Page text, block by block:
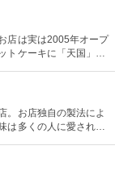
い。
店は実は2005年オープ
トケーキに「天国」の
。お店独自の製法によ
は多くの人に愛されて
のマークを目印に探し